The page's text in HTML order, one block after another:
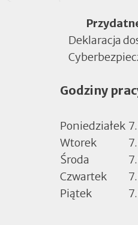
Menu
Deklaracja
Godziny
Poniedziałek
Wtorek
Środa
Czwartek
Piątek